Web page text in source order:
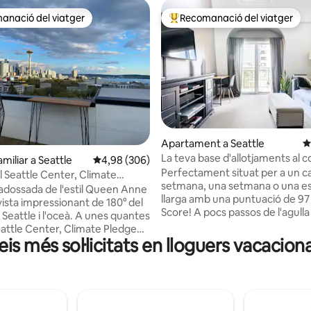
d'un total de 5; 681 avaluacions
recomanacions dels viatgers
del viatger
a Seattle 4,98 de puntuació mitjana d'un total de 5; 306
4,98 (306)
Seattle Center, Climate
aparcament!de l'estil Queen Anne
impressionant de 180° del
i l'oceà. A unes quantes
Center, Climate Pledge
distància de moltes
emblemàtiques. Agafa el
Principals recomanacions dels
Recomanació del viatger
Apartament a Seattle
La teva base d'allotjaments al
Seattle
Perfectament situat per a un
setmana, una setmana o una
llarga amb una puntuació de 97
Score! A pocs passos de l'agulla espacial,
de Pike Place, concerts,
restaurants. A un viatge ràpid amb tren
amb unes vistes panoràmiques
més sol·licitats en lloguers